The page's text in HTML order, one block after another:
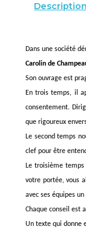
Description
Dans une société
Carolin de
Son ouvrage est
En trois temps, il
consentement.
que rigoureux
Le second temps
clef pour être
Le troisième
votre portée, vous
avec ses équipes
Chaque conseil est
Un texte qui donne